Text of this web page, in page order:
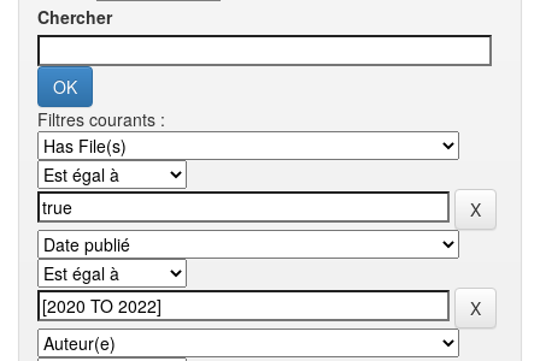
Chercher
Filtres courants :